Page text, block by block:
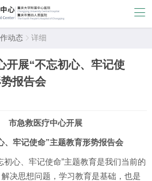
动态  详细
开展“不忘初心、牢记使
报告会
市急救医疗中心开展
、牢记使命”主题教育形势报告会
初心、牢记使命”主题教育是我们当前的
决思想问题，学习教育是基础，也是